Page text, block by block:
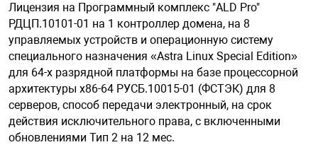
средства охраны
ключи
сигнализации
Лицензия на Программный комплекс "ALD Pro"
РДЦП.10101-01 на 1 контроллер домена, на 8
управляемых устройств и операционную систему
специального назначения «Astra Linux Special Edition»
для 64-х разрядной платформы на базе процессорной
архитектуры x86-64 РУСБ.10015-01 (ФСТЭК) для 8
серверов, способ передачи электронный, на срок
действия исключительного права, с включенными
обновлениями Тип 2 на 12 мес.